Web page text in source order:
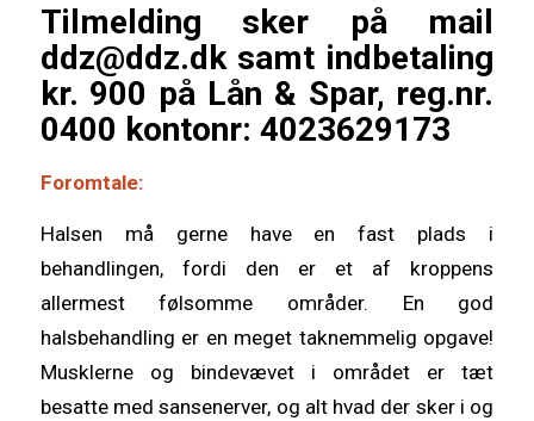
Tilmelding sker på mail
ddz@ddz.dk samt indbetaling
kr. 900 på Lån & Spar, reg.nr.
0400 kontonr: 4023629173
Foromtale:
Halsen må gerne have en fast plads i
behandlingen, fordi den er et af kroppens
allermest følsomme områder. En god
halsbehandling er en meget taknemmelig opgave!
Musklerne og bindevævet i området er tæt
besatte med sansenerver, og alt hvad der sker i og